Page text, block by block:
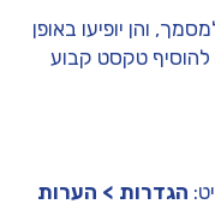
והן יופיעו באופן
טקסט קבוע
הגדרות > הערות